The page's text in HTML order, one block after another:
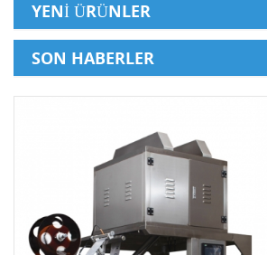
YENI ÜRÜNLER
SON HABERLER